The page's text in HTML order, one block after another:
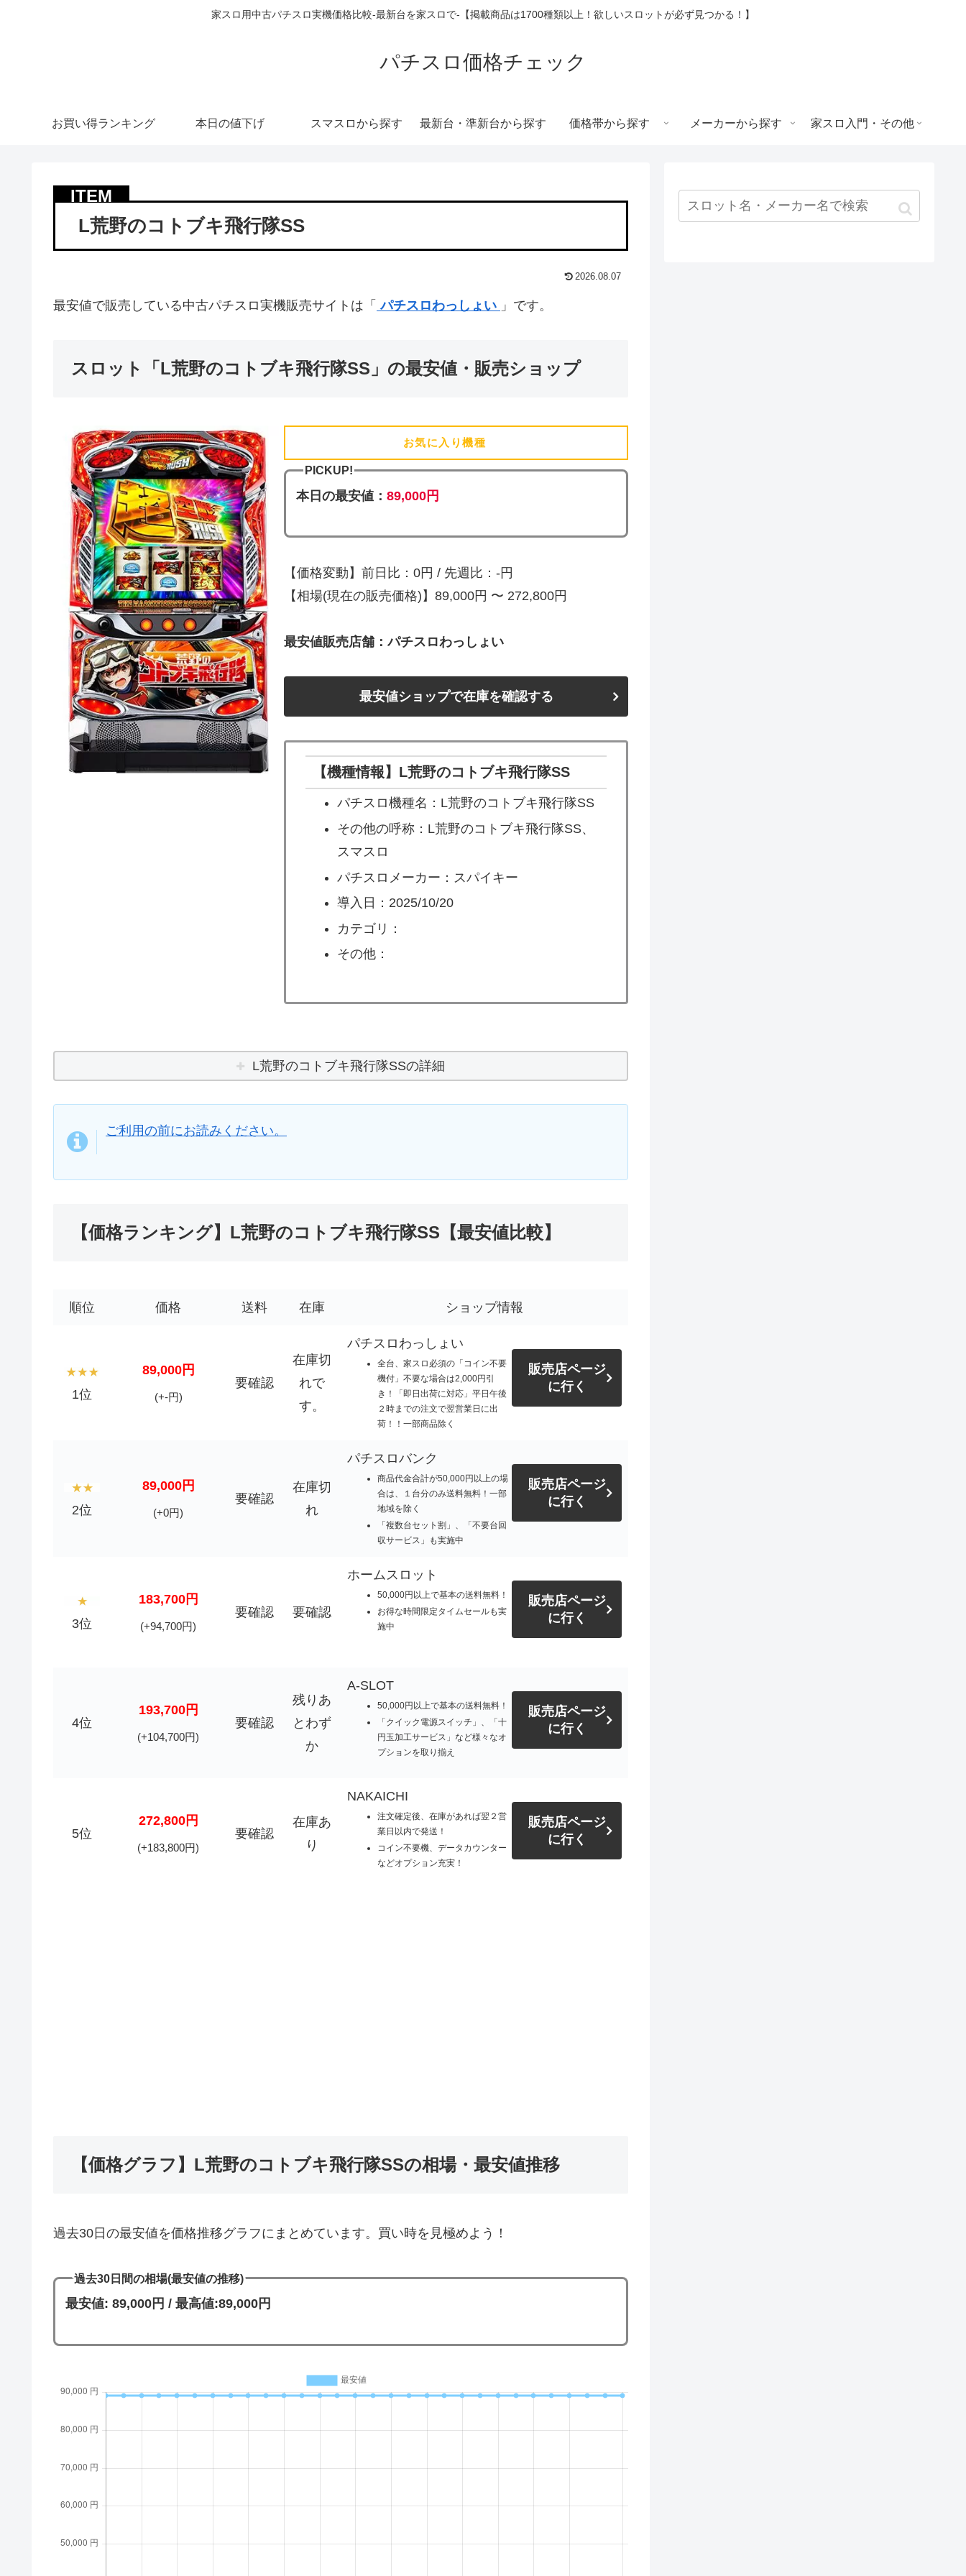
家スロ用中古パチスロ実機価格比較-最新台を家スロで-【掲載商品は1700種類以上！欲しいスロットが必ず見つかる！】
パチスロ価格チェック
お買い得ランキング 本日の値下げ スマスロから探す 最新台・準新台から探す 価格帯から探す メーカーから探す 家スロ入門・その他
L荒野のコトブキ飛行隊SS
2026.08.07
最安値で販売している中古パチスロ実機販売サイトは「 パチスロわっしょい 」です。
スロット「L荒野のコトブキ飛行隊SS」の最安値・販売ショップ
お気に入り機種
PICKUP!
本日の最安値：89,000円
【価格変動】前日比：0円 / 先週比：-円
【相場(現在の販売価格)】89,000円 〜 272,800円
最安値販売店舗：パチスロわっしょい
最安値ショップで在庫を確認する
【機種情報】L荒野のコトブキ飛行隊SS
パチスロ機種名：L荒野のコトブキ飛行隊SS
その他の呼称：L荒野のコトブキ飛行隊SS、
スマスロ
パチスロメーカー：スパイキー
導入日：2025/10/20
カテゴリ：
その他：
L荒野のコトブキ飛行隊SSの詳細
ご利用の前にお読みください。
【価格ランキング】L荒野のコトブキ飛行隊SS【最安値比較】
順位 価格 送料 在庫 ショップ情報
1位
89,000円
(+-円)
要確認
在庫切
れで
す。
パチスロわっしょい
全台、家スロ必須の「コイン不要
機付」不要な場合は2,000円引
き！「即日出荷に対応」平日午後
２時までの注文で翌営業日に出
荷！！一部商品除く
販売店ページ
に行く
2位
89,000円
(+0円)
要確認
在庫切
れ
パチスロバンク
商品代金合計が50,000円以上の場
合は、１台分のみ送料無料！一部
地域を除く
「複数台セット割」、「不要台回
収サービス」も実施中
販売店ページ
に行く
3位
183,700円
(+94,700円)
要確認 要確認
ホームスロット
50,000円以上で基本の送料無料！
お得な時間限定タイムセールも実
施中
販売店ページ
に行く
4位
193,700円
(+104,700円)
要確認
残りあ
とわず
か
A-SLOT
50,000円以上で基本の送料無料！
「クイック電源スイッチ」、「十
円玉加工サービス」など様々なオ
プションを取り揃え
販売店ページ
に行く
5位
272,800円
(+183,800円)
要確認
在庫あ
り
NAKAICHI
注文確定後、在庫があれば翌２営
業日以内で発送！
コイン不要機、データカウンター
などオプション充実！
販売店ページ
に行く
【価格グラフ】L荒野のコトブキ飛行隊SSの相場・最安値推移
過去30日の最安値を価格推移グラフにまとめています。買い時を見極めよう！
過去30日間の相場(最安値の推移)
最安値: 89,000円 / 最高値:89,000円